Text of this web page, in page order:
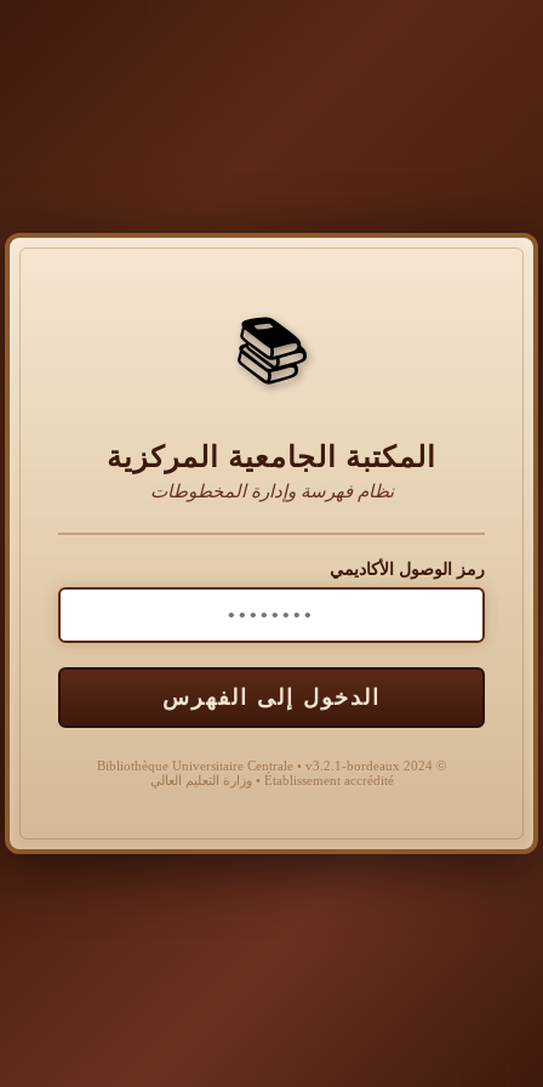
📚
المكتبة الجامعية المركزية
نظام فهرسة وإدارة المخطوطات
رمز الوصول الأكاديمي
الدخول إلى الفهرس
© 2024 Bibliothèque Universitaire Centrale • v3.2.1-bordeaux
Établissement accrédité • وزارة التعليم العالي